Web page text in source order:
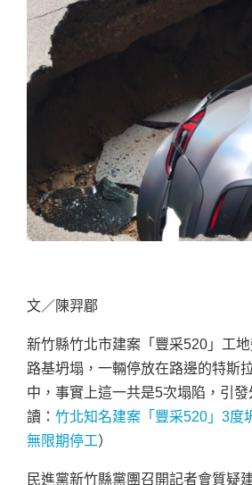
文／陳羿郿
新竹縣竹北市建案「豐采520」工
路基坍塌，一輛停放在路邊的特斯
中，事實上這一共是5次塌陷，引
讀：竹北知名建案「豐采520」3度
無限期停工）
民進黨新竹縣黨團召開記者會質疑